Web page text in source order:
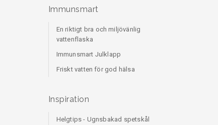
Immunsmart
En riktigt bra och miljövänlig
vattenflaska
Immunsmart Julklapp
Friskt vatten för god hälsa
Inspiration
Helgtips - Ugnsbakad spetskål